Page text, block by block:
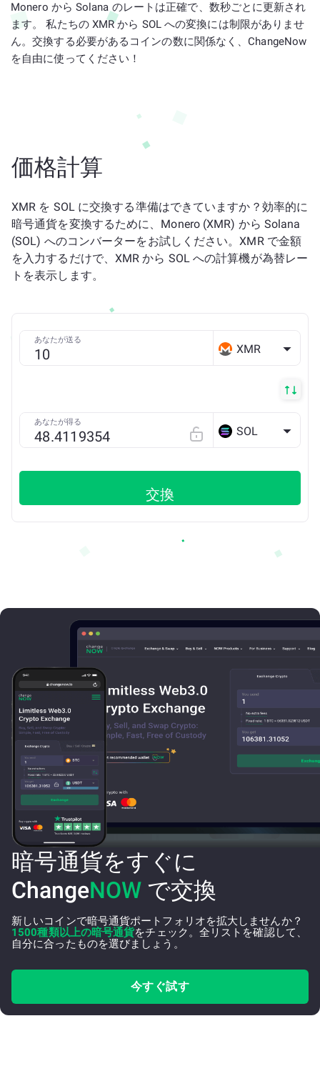
Monero から Solana のレートは正確で、数秒ごとに更新され
ます。 私たちの XMR から SOL への変換には制限がありませ
ん。交換する必要があるコインの数に関係なく、ChangeNow
を自由に使ってください！
価格計算
XMR を SOL に交換する準備はできていますか？効率的に
暗号通貨を変換するために、Monero (XMR) から Solana
(SOL) へのコンバーターをお試しください。XMR で金額
を入力するだけで、XMR から SOL への計算機が為替レー
トを表示します。
あなたが送る
XMR
あなたが得る
SOL
交換
暗号通貨をすぐに
ChangeNOW で交換
新しいコインで暗号通貨ポートフォリオを拡大しませんか？
1500種類以上の暗号通貨をチェック。全リストを確認して、
自分に合ったものを選びましょう。
今すぐ試す